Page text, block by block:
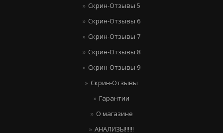
Скрин-Отзывы 5
Скрин-Отзывы 6
Скрин-Отзывы 7
Скрин-Отзывы 8
Скрин-Отзывы 9
Скрин-Отзывы
Гарантии
О магазине
АНАЛИЗЫ!!!!!!